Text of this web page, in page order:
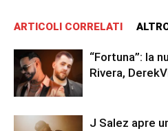
ARTICOLI CORRELATI
“Fortuna”: la
Rivera,
J Salez apre